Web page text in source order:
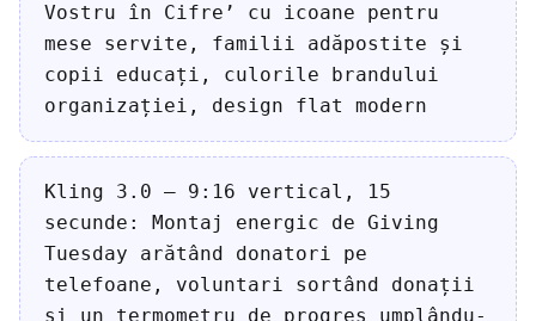
Vostru în Cifre’ cu icoane pentru
mese servite, familii adăpostite și
copii educați, culorile brandului
organizației, design flat modern
Kling 3.0 — 9:16 vertical, 15
secunde: Montaj energic de Giving
Tuesday arătând donatori pe
telefoane, voluntari sortând donații
și un termometru de progres umplându-